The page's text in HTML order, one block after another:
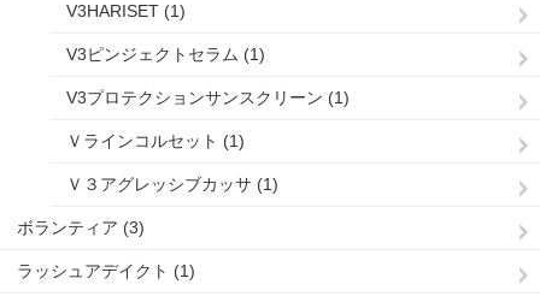
V3HARISET (1)
V3ピンジェクトセラム (1)
V3プロテクションサンスクリーン (1)
Ｖラインコルセット (1)
Ｖ３アグレッシブカッサ (1)
ボランティア (3)
ラッシュアデイクト (1)